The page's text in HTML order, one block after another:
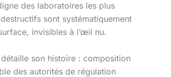
des laboratoires les plus
sont systématiquement
invisibles à l’œil nu.
son histoire : composition
des autorités de régulation